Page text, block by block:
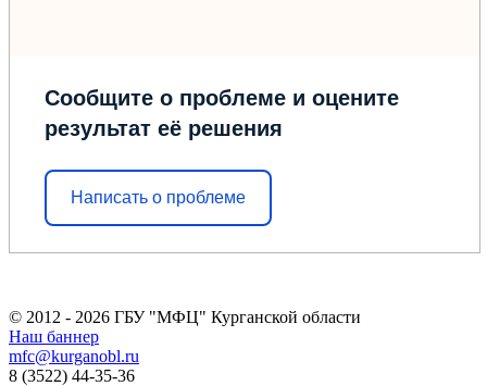
Сообщите о проблеме и оцените
результат её решения
Написать о проблеме
© 2012 - 2026 ГБУ "МФЦ" Курганской области
Наш баннер
mfc@kurganobl.ru
8 (3522) 44-35-36